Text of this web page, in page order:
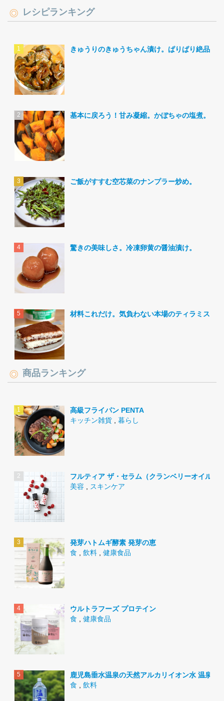
レシピランキング
きゅうりのきゅうちゃん漬け。ぱりぱり絶品。
基本に戻ろう！甘み凝縮。かぼちゃの塩煮。
ご飯がすすむ空芯菜のナンプラー炒め。
驚きの美味しさ。冷凍卵黄の醤油漬け。
材料これだけ。気負わない本場のティラミス。
商品ランキング
高級フライパン PENTA
キッチン雑貨
暮らし
フルティア ザ・セラム（クランベリーオイル）
美容
スキンケア
発芽ハトムギ酵素 発芽の恵
食
飲料 健康食品
ウルトラフーズ プロテイン
食
健康食品
鹿児島垂水温泉の天然アルカリイオン水 温泉水
食
飲料